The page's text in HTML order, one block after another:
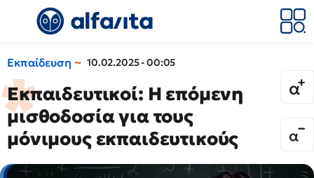
Εκπαίδευση 10.02.2025 - 00:05
Εκπαιδευτικοί: Η επόμενη
μισθοδοσία για τους
μόνιμους εκπαιδευτικούς